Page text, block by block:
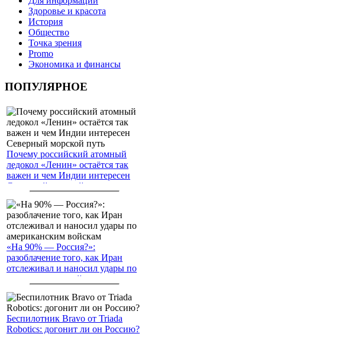
Здоровье и красота
История
Общество
Точка зрения
Promo
Экономика и финансы
ПОПУЛЯРНОЕ
Почему российский атомный
ледокол «Ленин» остаётся так
важен и чем Индии интересен
Северный морской путь
«На 90% — Россия?»:
разоблачение того, как Иран
отслеживал и наносил удары по
американским войскам
Беспилотник Bravo от Triada
Robotics: догонит ли он Россию?